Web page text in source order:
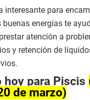
interesante para
energías te
atención a
y retención de
hoy para Piscis
de marzo)